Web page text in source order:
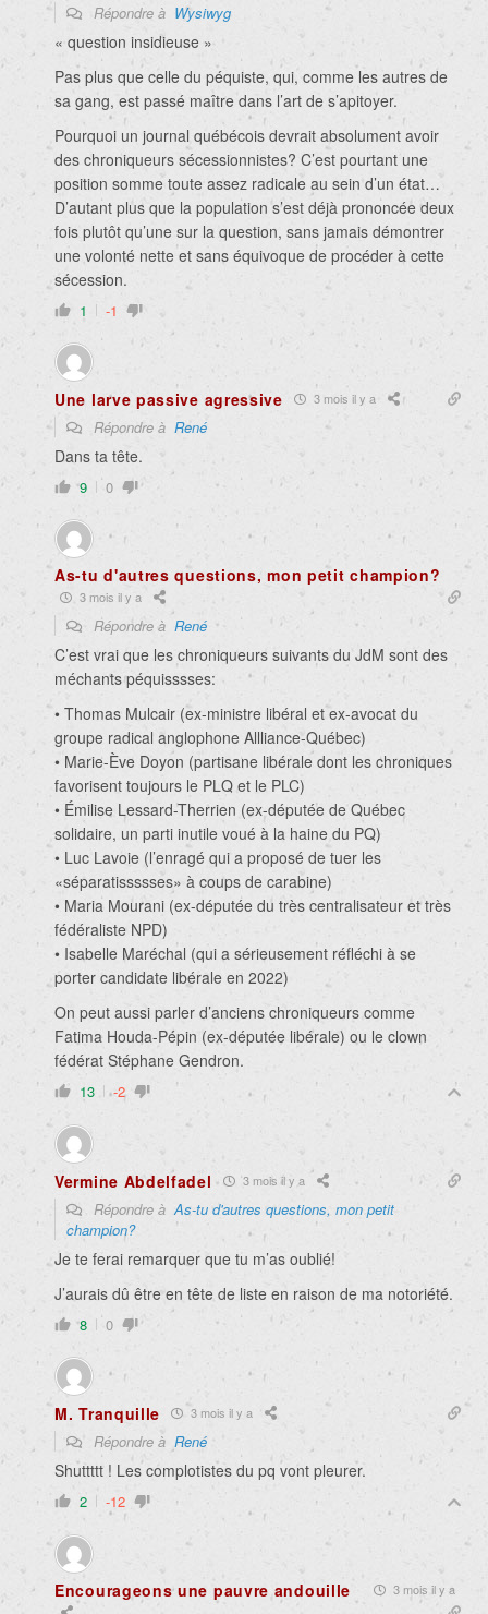
Répondre à Wysiwyg
« question insidieuse »
Pas plus que celle du péquiste, qui, comme les autres de
sa gang, est passé maître dans l’art de s’apitoyer.
Pourquoi un journal québécois devrait absolument avoir
des chroniqueurs sécessionnistes? C’est pourtant une
position somme toute assez radicale au sein d’un état…
D’autant plus que la population s’est déjà prononcée deux
fois plutôt qu’une sur la question, sans jamais démontrer
une volonté nette et sans équivoque de procéder à cette
sécession.
1 -1
Une larve passive agressive 3 mois il y a
Répondre à René
Dans ta tête.
9 0
As-tu d'autres questions, mon petit champion?
3 mois il y a
Répondre à René
C’est vrai que les chroniqueurs suivants du JdM sont des
méchants péquisssses:
• Thomas Mulcair (ex-ministre libéral et ex-avocat du
groupe radical anglophone Allliance-Québec)
• Marie-Ève Doyon (partisane libérale dont les chroniques
favorisent toujours le PLQ et le PLC)
• Émilise Lessard-Therrien (ex-députée de Québec
solidaire, un parti inutile voué à la haine du PQ)
• Luc Lavoie (l’enragé qui a proposé de tuer les
«séparatissssses» à coups de carabine)
• Maria Mourani (ex-députée du très centralisateur et très
fédéraliste NPD)
• Isabelle Maréchal (qui a sérieusement réfléchi à se
porter candidate libérale en 2022)
On peut aussi parler d’anciens chroniqueurs comme
Fatima Houda-Pépin (ex-députée libérale) ou le clown
fédérat Stéphane Gendron.
13 -2
Vermine Abdelfadel 3 mois il y a
Répondre à As-tu d'autres questions, mon petit
champion?
Je te ferai remarquer que tu m’as oublié!
J’aurais dû être en tête de liste en raison de ma notoriété.
8 0
M. Tranquille 3 mois il y a
Répondre à René
Shuttttt ! Les complotistes du pq vont pleurer.
2 -12
Encourageons une pauvre andouille 3 mois il y a